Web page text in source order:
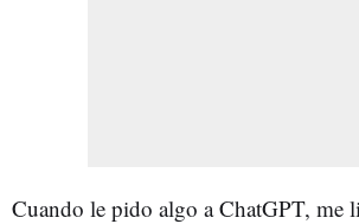
Cuando le pido algo a ChatGPT, me